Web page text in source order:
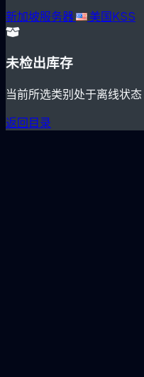
新加坡服务器 美国KSS
未检出库存
当前所选类别处于离线状态
返回目录